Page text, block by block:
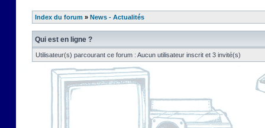
Index du forum » News - Actualités
Qui est en ligne ?
Utilisateur(s) parcourant ce forum : Aucun utilisateur inscrit et 3 invité(s)